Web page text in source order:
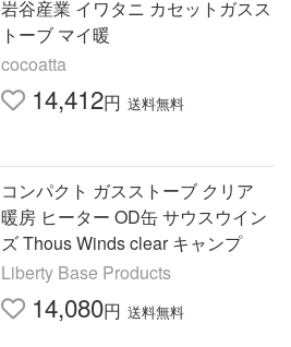
岩谷産業 イワタニ カセットガスス
トーブ マイ暖
cocoatta
14,412円 送料無料
コンパクト ガスストーブ クリア
暖房 ヒーター OD缶 サウスウイン
ズ Thous Winds clear キャンプ
Liberty Base Products
14,080円 送料無料